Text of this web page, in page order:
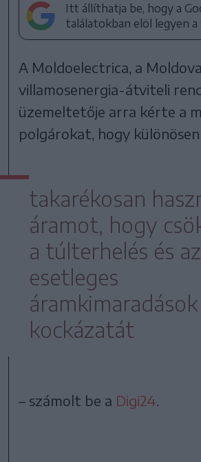
Itt állíthatja be, hogy a
találatokban elöl legyen a
A Moldoelectrica, a
villamosenergia-átviteli
üzemeltetője arra kérte a
polgárokat, hogy
takarékosan
áramot, hogy
a túlterhelés és az
esetleges
áramkimaradások
kockázatát
– számolt be a Digi24